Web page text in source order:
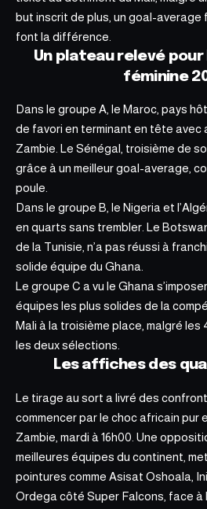
but inscrit de plus, un goal-average
font la différence.
Un plateau relevé pour
féminine
Dans le groupe A, le Maroc, pays
de favori en terminant en tête avec
Zambie. Le Sénégal, troisième de
grâce à un meilleur goal-average,
poule.
Dans le groupe B, le Nigeria et
en quarts sans trembler. Le
de la Tunisie, n’a pas réussi à
solide équipe du Ghana.
Le groupe C a vu le Ghana
équipes les plus solides de la
Mali à la troisième place, malgré
les deux sélections.
Les affiches des
Le tirage au sort a livré des
commencer par le choc africain pur
Zambie, mardi à 16h00. Une
meilleures équipes du continent,
pointures comme Asisat Oshoala,
Ordega côté Super Falcons, face à